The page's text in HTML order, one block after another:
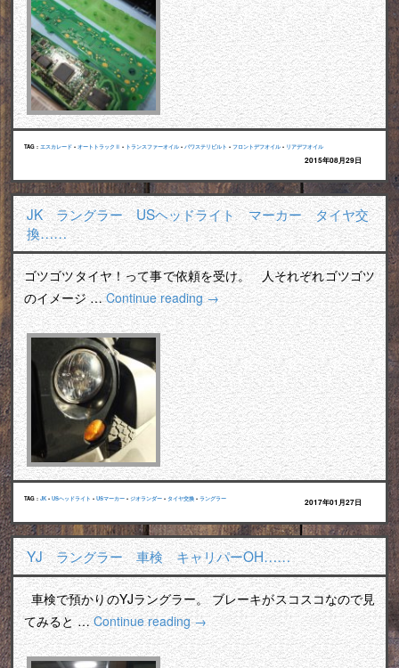
TAG : エスカレード • オートトラックⅡ • トランスファーオイル • パワステリビルト • フロントデフオイル • リアデフオイル
2015年08月29日
JK ラングラー USヘッドライト マーカー タイヤ交
換……
ゴツゴツタイヤ！って事で依頼を受け。 人それぞれゴツゴツ
のイメージ …Continue reading→
TAG : JK • USヘッドライト • USマーカー • ジオランダー • タイヤ交換 • ラングラー 2017年01月27日
YJ ラングラー 車検 キャリパーOH……
車検で預かりのYJラングラー。 ブレーキがスコスコなので見
てみると …Continue reading→